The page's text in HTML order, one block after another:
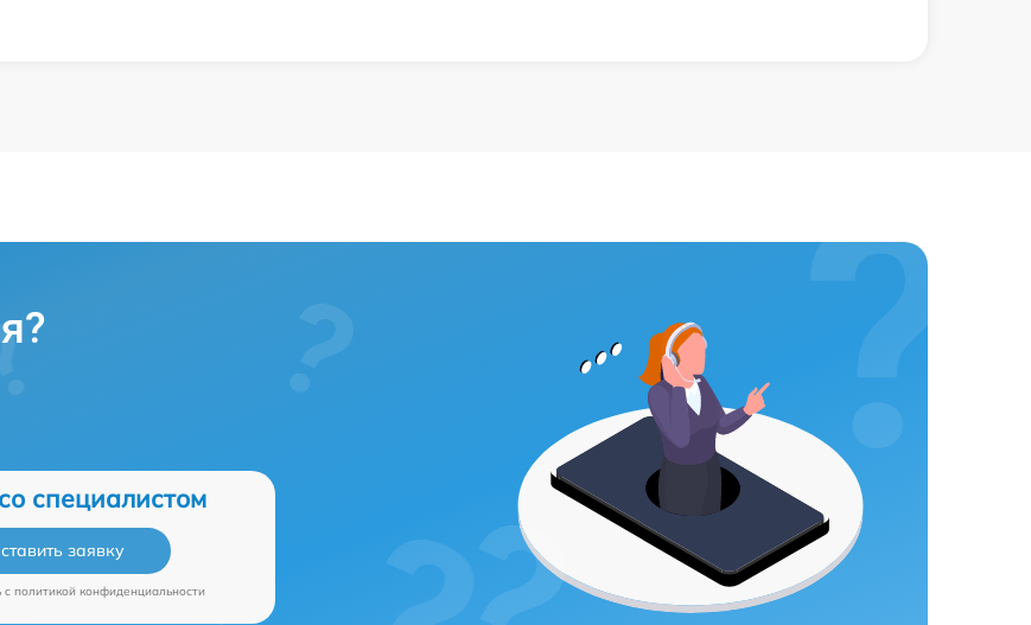
специалистом
заявку
c политикой конфиденциальности